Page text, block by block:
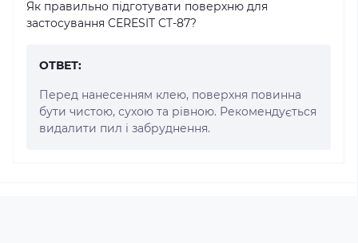
Як правильно підготувати поверхню для
застосування CERESIT CT-87?
ОТВЕТ:
Перед нанесенням клею, поверхня повинна
бути чистою, сухою та рівною. Рекомендується
видалити пил і забруднення.